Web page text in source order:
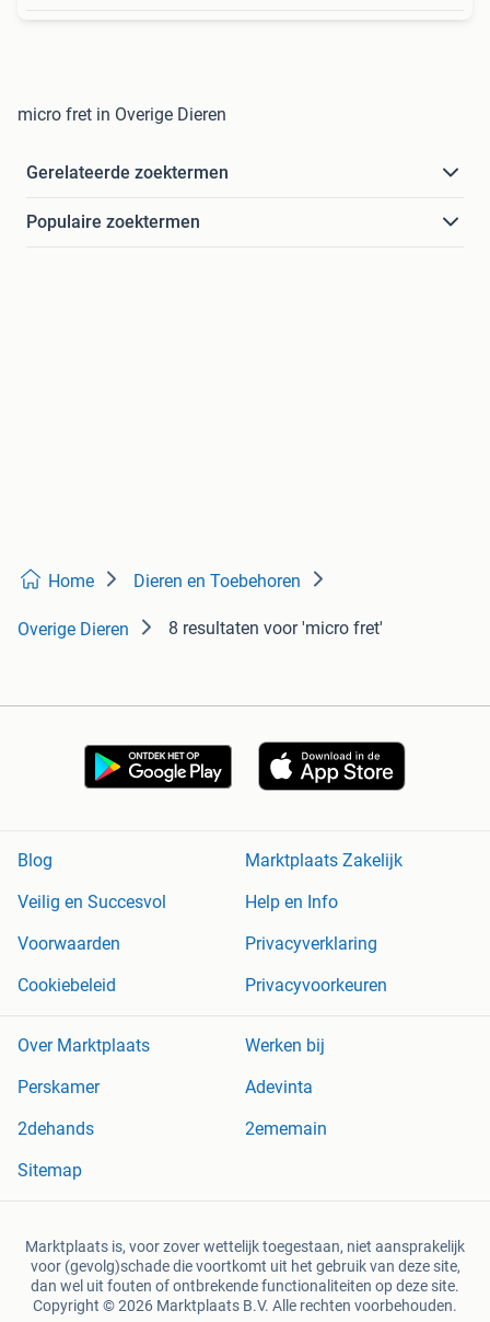
micro fret in Overige Dieren
Gerelateerde zoektermen
Populaire zoektermen
Home Dieren en Toebehoren
Overige Dieren 8 resultaten voor 'micro fret'
Blog
Marktplaats Zakelijk
Veilig en Succesvol
Help en Info
Voorwaarden
Privacyverklaring
Cookiebeleid
Privacyvoorkeuren
Over Marktplaats
Werken bij
Perskamer
Adevinta
2dehands
2ememain
Sitemap
Marktplaats is, voor zover wettelijk toegestaan, niet aansprakelijk
voor (gevolg)schade die voortkomt uit het gebruik van deze site,
dan wel uit fouten of ontbrekende functionaliteiten op deze site.
Copyright © 2026 Marktplaats B.V. Alle rechten voorbehouden.